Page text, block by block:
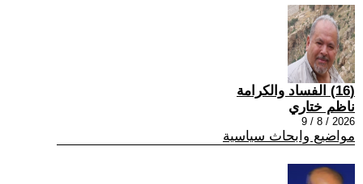
(16) الفساد والكرامة
ناظم ختاري
2026 / 8 / 9
مواضيع وابحاث سياسية